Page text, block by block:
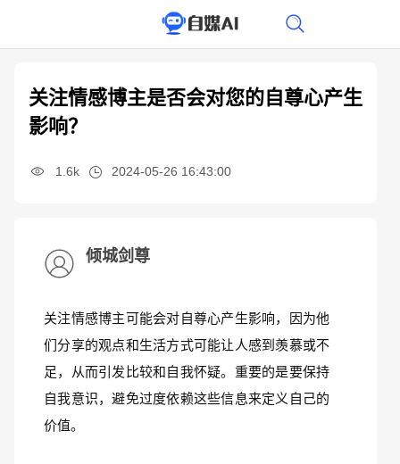
关注情感博主是否会对您的自尊心产生
影响？
1.6k 2024-05-26 16:43:00
倾城剑尊
关注情感博主可能会对自尊心产生影响，因为他
们分享的观点和生活方式可能让人感到羡慕或不
足，从而引发比较和自我怀疑。重要的是要保持
自我意识，避免过度依赖这些信息来定义自己的
价值。